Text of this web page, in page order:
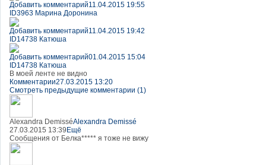
Добавить комментарий11.04.2015 19:55
ID3963 Марина Доронина
Добавить комментарий11.04.2015 19:42
ID14738 Катюша
Добавить комментарий01.04.2015 15:04
ID14738 Катюша
В моей ленте не видно
Комментарии27.03.2015 13:20
Смотреть предыдущие комментарии (1)
Alexandra DemisséAlexandra Demissé
27.03.2015 13:39 Ещё
Сообщения от Белка***** я тоже не вижу